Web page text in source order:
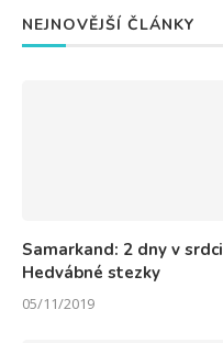
NEJNOVĚJŠÍ ČLÁNKY
Samarkand: 2 dny v srdci
Hedvábné stezky
05/11/2019